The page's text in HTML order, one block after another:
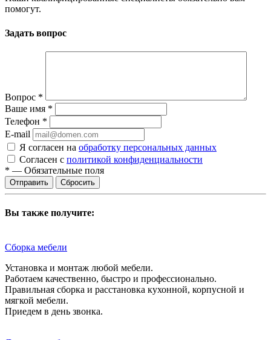
помогут.
Задать вопрос
Вопрос *
Ваше имя *
Телефон *
E-mail
Я согласен на обработку персональных данных
Согласен с политикой конфиденциальности
* — Обязательные поля
Сбросить
Вы также получите:
Сборка мебели
Установка и монтаж любой мебели.
Работаем качественно, быстро и профессионально.
Правильная сборка и расстановка кухонной, корпусной и
мягкой мебели.
Приедем в день звонка.